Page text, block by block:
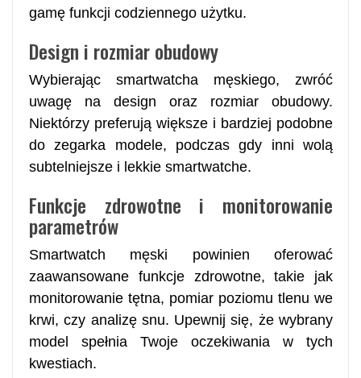
gamę funkcji codziennego użytku.
Design i rozmiar obudowy
Wybierając smartwatcha męskiego, zwróć
uwagę na design oraz rozmiar obudowy.
Niektórzy preferują większe i bardziej podobne
do zegarka modele, podczas gdy inni wolą
subtelniejsze i lekkie smartwatche.
Funkcje zdrowotne i monitorowanie
parametrów
Smartwatch męski powinien oferować
zaawansowane funkcje zdrowotne, takie jak
monitorowanie tętna, pomiar poziomu tlenu we
krwi, czy analizę snu. Upewnij się, że wybrany
model spełnia Twoje oczekiwania w tych
kwestiach.